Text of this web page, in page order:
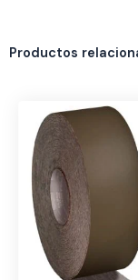
Productos